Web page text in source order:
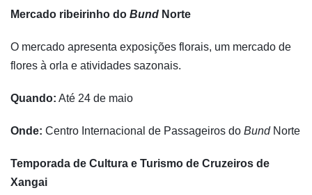
Mercado ribeirinho do Bund Norte
O mercado apresenta exposições florais, um mercado de
flores à orla e atividades sazonais.
Quando: Até 24 de maio
Onde: Centro Internacional de Passageiros do BundNorte
Temporada de Cultura e Turismo de Cruzeiros de
Xangai